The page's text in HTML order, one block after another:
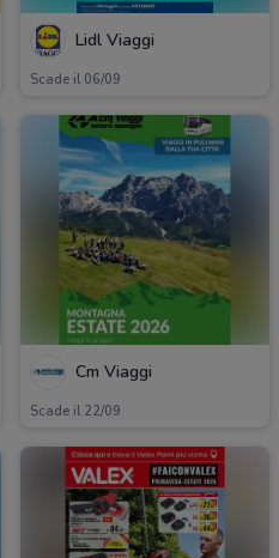
Lidl Viaggi
Scade il 06/09
Cm Viaggi
Scade il 22/09